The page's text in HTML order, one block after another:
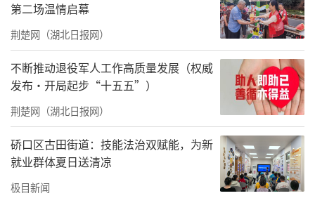
守梅现场分享企业公益初心。企业表示，深耕
餐饮行业的同时始终牢记社会责任，希望以定
向助学的实际行动，减轻山区困难家庭经济负
担，守护青少年求学之路；未来也将持续规划
常态化公益行动，持续关注县域青少年成长与
教育帮扶事业。
数位受助家长代表依次线上发言，坦诚讲
述家中经济困难现状与孩子求学路上的现实压
第二场温情启幕
荆楚网（湖北日报网）
不断推动退役军人工作高质量发展（权威
发布·开局起步“十五五”）
荆楚网（湖北日报网）
硚口区古田街道：技能法治双赋能，为新
就业群体夏日送清凉
极目新闻